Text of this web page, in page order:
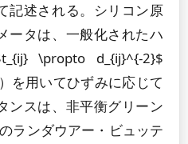
記述される。シリコン原
ータは、一般化されたハ
\propto d_{ij}^{-2}$
を用いてひずみに応じて
ンスは、非平衡グリーン
ランダウアー・ビュッテ